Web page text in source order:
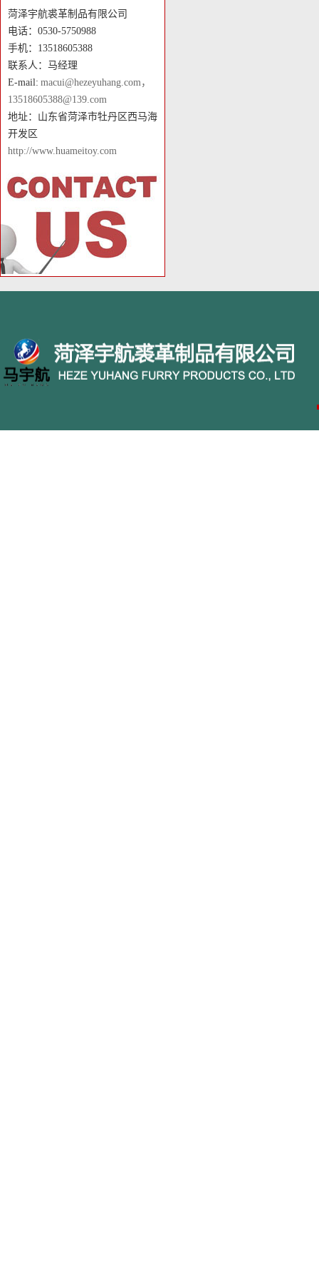
菏泽宇航裘革制品有限公司
电话：0530-5750988
手机：13518605388
联系人：马经理
E-mail: macui@hezeyuhang.com，
13518605388@139.com
地址：山东省菏泽市牡丹区西马海
开发区
http://www.huameitoy.com